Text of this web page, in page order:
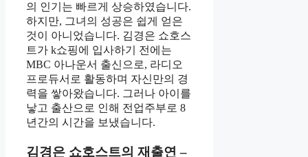
의 인기는 빠르게 상승하였습니다.
하지만, 그녀의 성공은 쉽게 얻은
것이 아니었습니다. 김경은 쇼호스
트가 k쇼핑에 입사하기 전에는
MBC 아나운서 출신으로, 라디오
프로듀서로 활동하며 자신만의 경
력을 쌓아왔습니다. 그러나 아이를
낳고 출산으로 인해 전업주부로 8
년간의 시간을 보냈습니다.
김경은 쇼호스트의 재출연 –